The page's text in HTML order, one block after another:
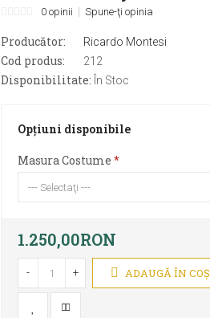
0 opinii Spune-ţi opinia
Producător: Ricardo Montesi
Cod produs: 212
Disponibilitate: În Stoc
Opţiuni disponibile
Masura Costume
1.250,00RON
- + ADAUGĂ ÎN COŞ